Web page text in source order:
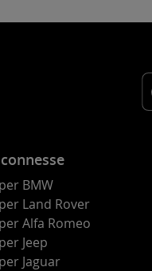
BMW
Land Rover
Alfa Romeo
Jeep
Jaguar